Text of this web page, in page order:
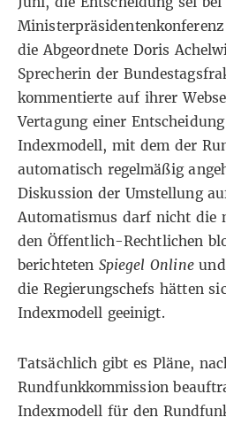
die Abgeordnete Doris
Sprecherin der
kommentierte auf ihrer
Vertagung einer
Indexmodell, mit dem der
automatisch regelmäßig
Diskussion der Umstellung
Automatismus darf nicht die
den Öffentlich-Rechtlichen
berichteten Spiegel Online
die Regierungschefs hätten
Indexmodell geeinigt.
Tatsächlich gibt es Pläne,
Rundfunkkommission
Indexmodell für den